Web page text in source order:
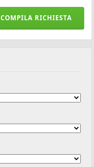
COMPILA RICHIESTA